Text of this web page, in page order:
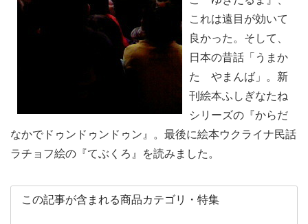
これは遠目が効いて
良かった。そして、
日本の昔話「うまか
た やまんば」。新
刊絵本ふしぎなたね
シリーズの『からだ
なかでドゥンドゥンドゥン』。最後に絵本ウクライナ民話
ラチョフ絵の『てぶくろ』を読みました。
この記事が含まれる商品カテゴリ・特集